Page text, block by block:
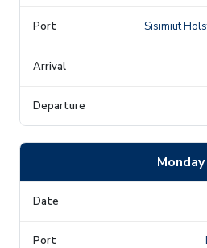
Sisimiut
Monday